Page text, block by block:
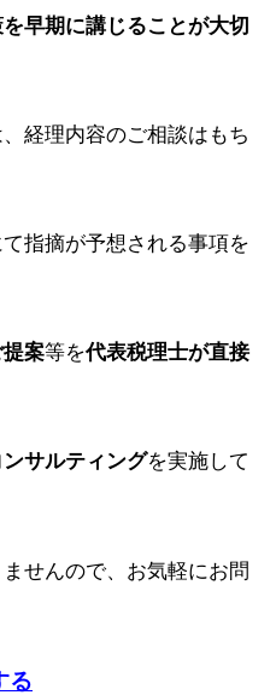
早期に講じることが大切
経理内容のご相談はもち
て指摘が予想される事項を
案等を代表税理士が直接
サルティングを実施して
せんので、お気軽にお問
る